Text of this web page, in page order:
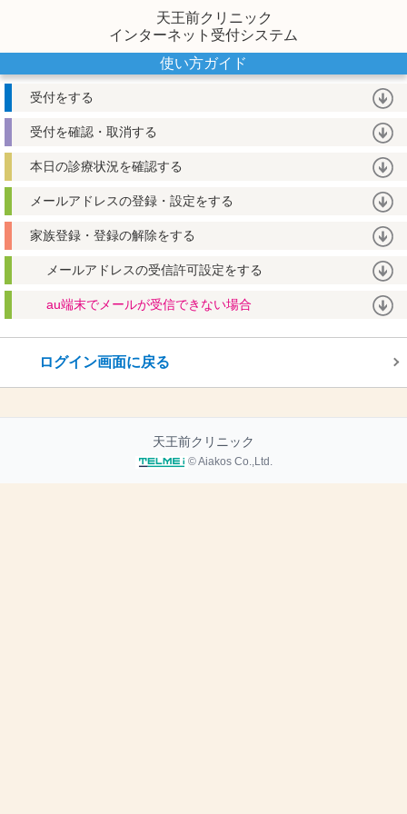
天王前クリニック
インターネット受付システム
使い方ガイド
受付をする
受付を確認・取消する
本日の診療状況を確認する
メールアドレスの登録・設定をする
家族登録・登録の解除をする
メールアドレスの受信許可設定をする
au端末でメールが受信できない場合
ログイン画面に戻る
天王前クリニック
© Aiakos Co.,Ltd.